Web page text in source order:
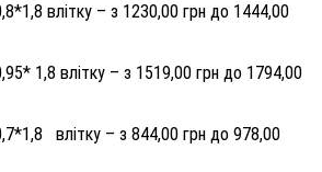
влітку – з 1230,00 грн до 1444,00
1,8 влітку – з 1519,00 грн до 1794,00
влітку – з 844,00 грн до 978,00